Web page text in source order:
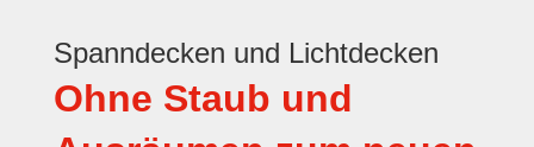
Spanndecken und Lichtdecken
Ohne Staub und